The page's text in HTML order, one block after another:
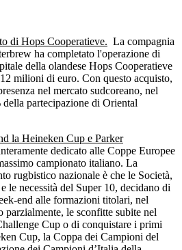
di Hops Cooperatieve. La compagnia
ha completato l'operazione di
della olandese Hops Cooperatieve
milioni di euro. Con questo acquisto,
nel mercato sudcoreano, nel
partecipazione di Oriental
la Heineken Cup e Parker
dedicato alle Coppe Europee
campionato italiano. La
rugbistico nazionale è che le Società,
le necessità del Super 10, decidano di
end alle formazioni titolari, nel
parzialmente, le sconfitte subite nel
Cup o di conquistare i primi
Cup, la Coppa dei Campioni del